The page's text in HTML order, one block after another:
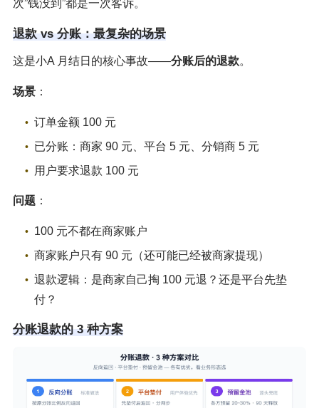
次”钱没到”都是一次客诉。
退款 vs 分账：最复杂的场景
这是小A 月结日的核心事故——分账后的退款。
场景 ：
订单金额 100 元
已分账：商家 90 元、平台 5 元、分销商 5 元
用户要求退款 100 元
问题 ：
100 元不都在商家账户
商家账户只有 90 元（还可能已经被商家提现）
退款逻辑：是商家自己掏 100 元退？还是平台先垫
付？
分账退款的 3 种方案